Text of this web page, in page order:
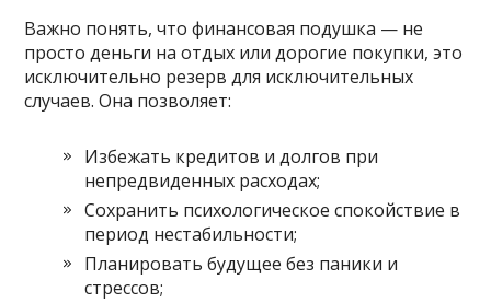
Важно понять, что финансовая подушка — не
просто деньги на отдых или дорогие покупки, это
исключительно резерв для исключительных
случаев. Она позволяет:
Избежать кредитов и долгов при
непредвиденных расходах;
Сохранить психологическое спокойствие в
период нестабильности;
Планировать будущее без паники и
стрессов;